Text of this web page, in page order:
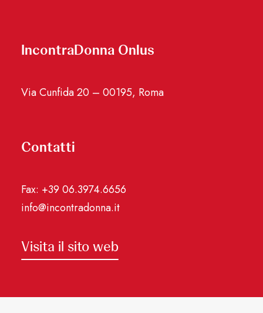
IncontraDonna Onlus
Via Cunfida 20 – 00195, Roma
Contatti
Fax: +39 06.3974.6656
info@incontradonna.it
Visita il sito web